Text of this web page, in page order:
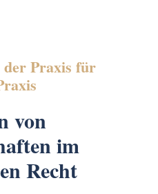
der Praxis für
von
im
Recht